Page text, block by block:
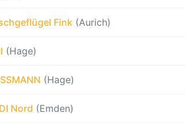
Fink (Aurich)
(Hage)
(Hage)
Nord (Emden)